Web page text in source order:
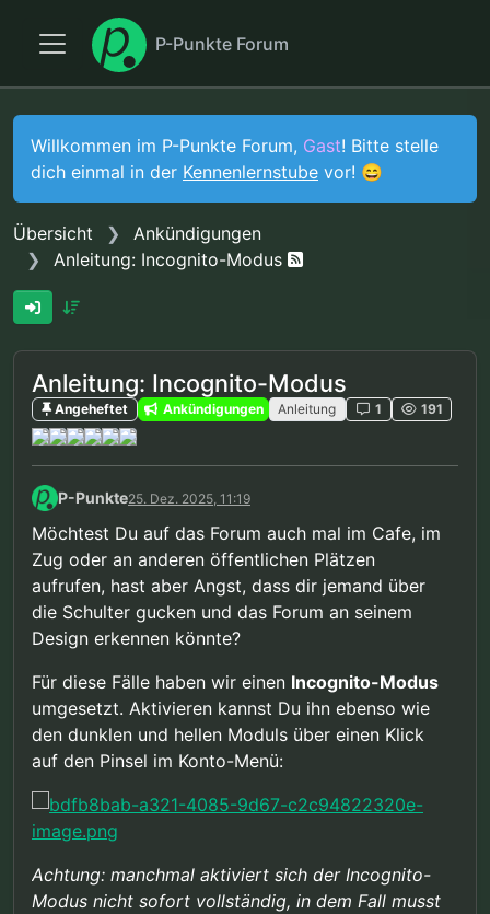
P-Punkte Forum
Willkommen im P-Punkte Forum, Gast! Bitte stelle
dich einmal in der Kennenlernstube vor! 😄
Übersicht
Ankündigungen
Anleitung: Incognito-Modus
Anleitung: Incognito-Modus
Angeheftet Ankündigungen Anleitung 1 191
P-Punkte25. Dez. 2025, 11:19
Möchtest Du auf das Forum auch mal im Cafe, im
Zug oder an anderen öffentlichen Plätzen
aufrufen, hast aber Angst, dass dir jemand über
die Schulter gucken und das Forum an seinem
Design erkennen könnte?
Für diese Fälle haben wir einen Incognito-Modus
umgesetzt. Aktivieren kannst Du ihn ebenso wie
den dunklen und hellen Moduls über einen Klick
auf den Pinsel im Konto-Menü:
Achtung: manchmal aktiviert sich der Incognito-
Modus nicht sofort vollständig, in dem Fall musst